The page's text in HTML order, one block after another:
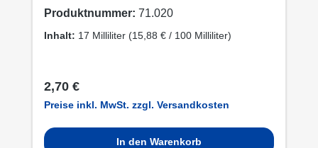
Produktnummer: 71.020
Inhalt: 17 Milliliter (15,88 € / 100 Milliliter)
Regulärer Preis:
2,70 €
Preise inkl. MwSt. zzgl. Versandkosten
In den Warenkorb